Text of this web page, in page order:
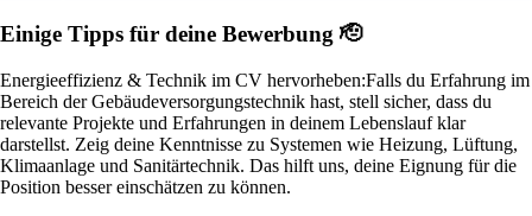
Einige Tipps für deine Bewerbung 🫡
Energieeffizienz & Technik im CV hervorheben:Falls du Erfahrung im
Bereich der Gebäudeversorgungstechnik hast, stell sicher, dass du
relevante Projekte und Erfahrungen in deinem Lebenslauf klar
darstellst. Zeig deine Kenntnisse zu Systemen wie Heizung, Lüftung,
Klimaanlage und Sanitärtechnik. Das hilft uns, deine Eignung für die
Position besser einschätzen zu können.